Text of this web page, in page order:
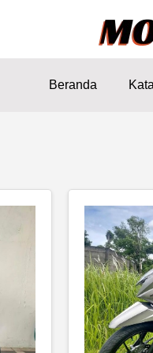
Beranda